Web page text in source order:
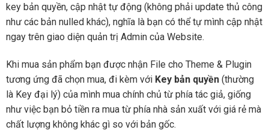
key bản quyền, cập nhật tự động (không phải update thủ công
như các bản nulled khác), nghĩa là bạn có thể tự mình cập nhật
ngay trên giao diện quản trị Admin của Website.
Khi mua sản phẩm bạn được nhận File cho Theme & Plugin
tương ứng đã chọn mua, đi kèm với Key bản quyền (thường
là Key đại lý) của mình mua chính chủ từ phía tác giả, giống
như việc bạn bỏ tiền ra mua từ phía nhà sản xuất với giá rẻ mà
chất lượng không khác gì so với bản gốc.